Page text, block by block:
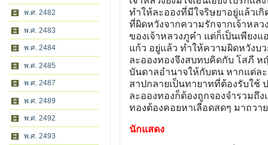
พ.ศ. 2482
พ.ศ. 2483
พ.ศ. 2484
พ.ศ. 2485
พ.ศ. 2487
พ.ศ. 2489
พ.ศ. 2492
พ.ศ. 2493
ทำให้ละอองที่มีใจริษยาอยู่แล้วเ
ที่ผิดหวังจากความรักจากเจ้าหล
ของเจ้าหลวงภูคำ แต่ก็เป็นเพียง
แก้ว อยู่แล้ว ทำให้ความผิดหวังบ
ละอองทองจึงสบทบคิดกับ โสภี ห
บันดาลอำนาจให้กับตน หากแต่ละ
สาปกลายเป็นทายาทที่ต้องรับใช้
ละอองทองก็ต้องถูกจองจำรวมถึ
ทองต้องคอยหาเลือดสดๆ มาถวา
นักแสดง